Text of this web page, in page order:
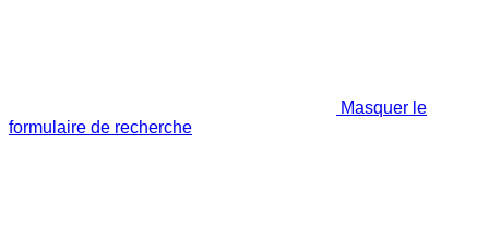
Masquer le
formulaire de recherche